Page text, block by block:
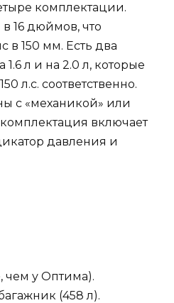
комплектации.
16 дюймов, что
в 150 мм. Есть два
л и на 2.0 л, которые
л.с. соответственно.
с «механикой» или
комплектация включает
давления и
чем у Оптима).
(458 л).